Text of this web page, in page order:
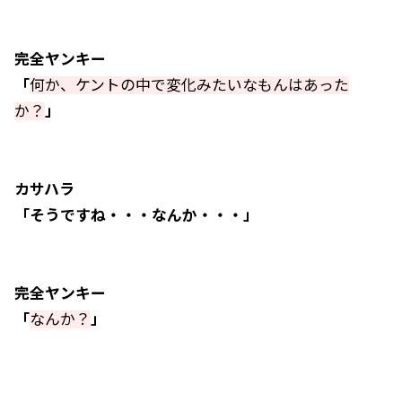
完全ヤンキー
「何か、ケントの中で変化みたいなもんはあった
か？ 」
カサハラ
「そうですね・・・なんか・・・」
完全ヤンキー
「なんか？ 」